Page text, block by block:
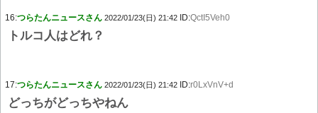
16:つらたんニュースさん 2022/01/23(日) 21:42 ID:QctI5Veh0
トルコ人はどれ？
17:つらたんニュースさん 2022/01/23(日) 21:42 ID:r0LxVnV+d
どっちがどっちやねん